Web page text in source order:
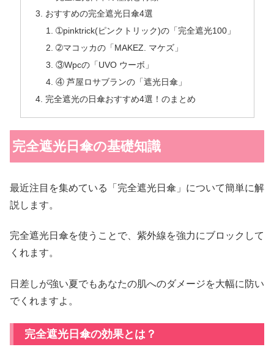
おすすめの完全遮光日傘4選
➀pinktrick(ピンクトリック)の「完全遮光100」
➁マコッカの「MAKEZ. マケズ」
③Wpcの「UVO ウーボ」
④ 芦屋ロサブランの「遮光日傘」
完全遮光の日傘おすすめ4選！のまとめ
完全遮光日傘の基礎知識
最近注目を集めている「完全遮光日傘」について簡単に解
説します。
完全遮光日傘を使うことで、紫外線を強力にブロックして
くれます。
日差しが強い夏でもあなたの肌へのダメージを大幅に防い
でくれますよ。
完全遮光日傘の効果とは？